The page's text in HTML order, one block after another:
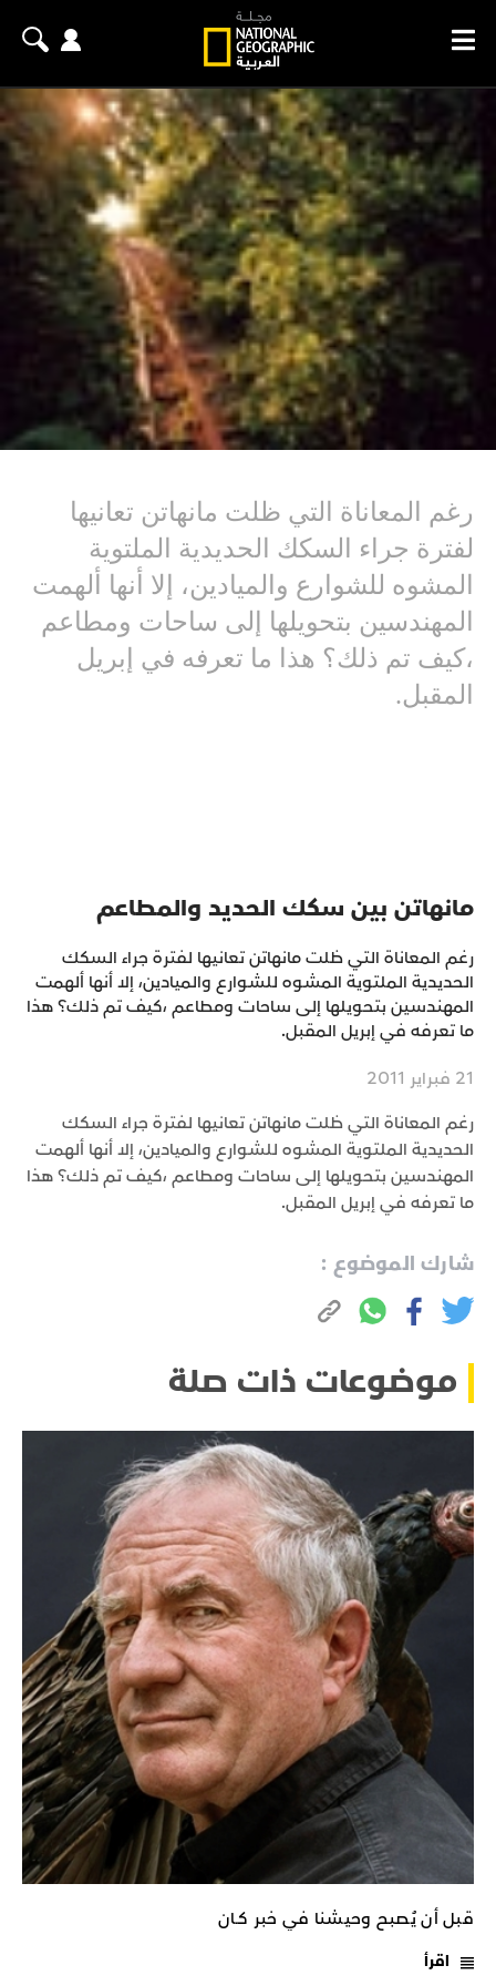
رغم المعاناة التي ظلت مانهاتن تعانيها
لفترة جراء السكك الحديدية الملتوية
المشوه للشوارع والميادين، إلا أنها ألهمت
المهندسين بتحويلها إلى ساحات ومطاعم
،كيف تم ذلك؟ هذا ما تعرفه في إبريل
المقبل.
مانهاتن بين سكك الحديد والمطاعم
رغم المعاناة التي ظلت مانهاتن تعانيها لفترة جراء السكك
الحديدية الملتوية المشوه للشوارع والميادين، إلا أنها ألهمت
المهندسين بتحويلها إلى ساحات ومطاعم ،كيف تم ذلك؟ هذا
ما تعرفه في إبريل المقبل.
21 فبراير 2011
رغم المعاناة التي ظلت مانهاتن تعانيها لفترة جراء السكك
الحديدية الملتوية المشوه للشوارع والميادين، إلا أنها ألهمت
المهندسين بتحويلها إلى ساحات ومطاعم ،كيف تم ذلك؟ هذا
ما تعرفه في إبريل المقبل.
شارك الموضوع :
موضوعات ذات صلة
قبل أن يُصبح وحيشنا في خبر كـان
اقرأ